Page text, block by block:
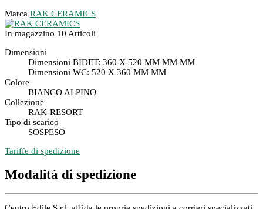
Marca RAK CERAMICS
In magazzino 10 Articoli
Dimensioni
Dimensioni BIDET: 360 X 520 MM MM MM
Dimensioni WC: 520 X 360 MM MM
Colore
BIANCO ALPINO
Collezione
RAK-RESORT
Tipo di scarico
SOSPESO
Tariffe di spedizione
Modalità di spedizione